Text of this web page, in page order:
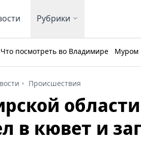
Рубрики
Что посмотреть во Владимире Муром
Происшествия
в кювет и